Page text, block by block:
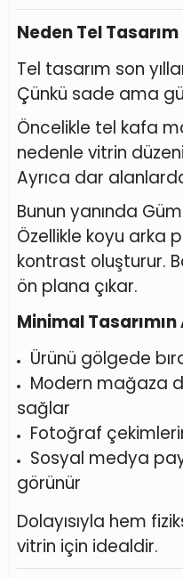
Neden Tel
Tel tasarım son
Çünkü sade ama
Öncelikle tel kafa
nedenle vitrin
Ayrıca dar
Bunun yanında
Özellikle koyu arka
kontrast oluşturur.
ön plana çıkar.
Minimal
Ürünü gölgede
Modern mağaza
sağlar
Fotoğraf
Sosyal medya
görünür
Dolayısıyla hem
vitrin için idealdir.